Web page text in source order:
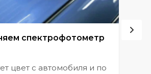
спектрофотометр
цвет с автомобиля и по